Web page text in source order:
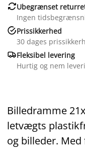
Ubegrænset
Ingen
Prissikkerhed
30 dages
Fleksibel levering
Hurtig og nem
Billedramme
letvægts
og billeder.